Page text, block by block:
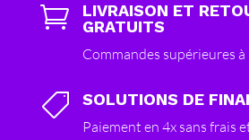

LIVRAISON ET
GRATUITS
Commandes supérieures
 SOLUTIONS DE
Paiement en 4x sans frais